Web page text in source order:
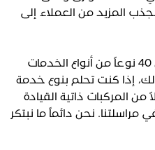
المزيد من العملاء إلى
تحتوي منصة Onde على أكثر من 40 نوعاً من أنواع الخدمات
إذا كنت تحلم بنوع خدمة
ذاتية القيادة
مراسلتنا. نحن دائماً ما نبتكر